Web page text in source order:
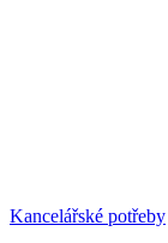
Kancelářské potřeby